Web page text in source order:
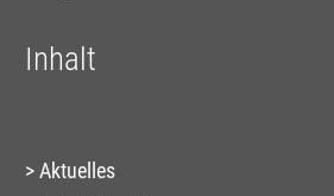
Inhalt
Aktuelles